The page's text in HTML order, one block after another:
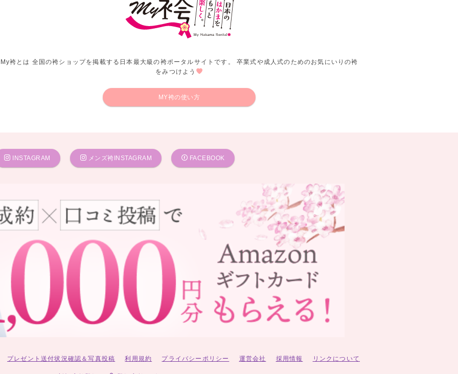
My袴とは 全国の袴ショップを掲載する日本最大級の袴ポータルサイトです。 卒業式や成人式のためのお気にいりの袴
をみつけよう
MY袴の使い方
INSTAGRAM メンズ袴INSTAGRAM FACEBOOK
プレゼント送付状況確認＆写真投稿 利用規約 プライバシーポリシー 運営会社 採用情報 リンクについて